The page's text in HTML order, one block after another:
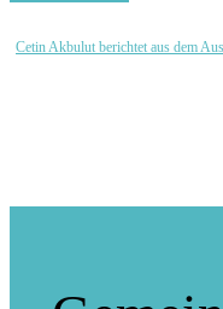
Cetin Akbulut berichtet aus dem